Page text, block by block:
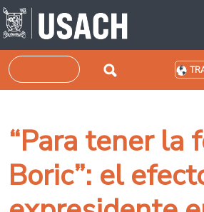
Skip to main content
Search
“Para tener la
Boric”: el